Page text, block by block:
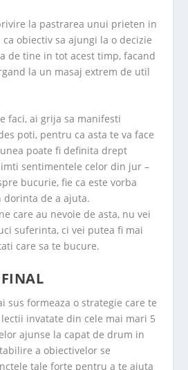
la pastrarea unui prieten in
obiectiv sa ajungi la o decizie
de tine in tot acest timp, facand
la un masaj extrem de util
faci, ai grija sa manifesti
poti, pentru ca asta te va face
poate fi definita drept
sentimentele celor din jur –
bucurie, fie ca este vorba
dorinta de a ajuta.
care au nevoie de asta, nu vei
suferinta, ci vei putea fi mai
care sa te bucure.
sus formeaza o strategie care te
invatate din cele mai mari 5
ajunse la capat de drum in
a obiectivelor se
tale forte pentru a te ajuta